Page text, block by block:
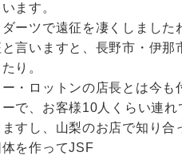
ます。
ーツで遠征を凄くしました
言いますと、長野市・伊
り。
・ロットンの店長とは今
で、お客様10人くらい連
すし、山梨のお店で知り
を作ってJSF